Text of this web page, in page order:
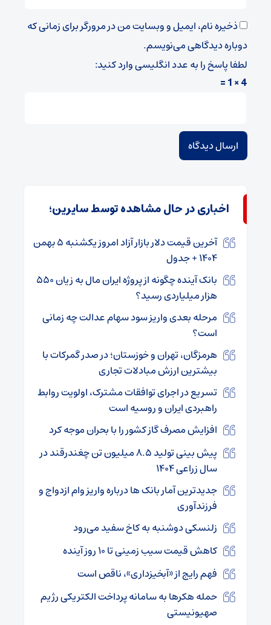
ذخیره نام، ایمیل و وبسایت من در مرورگر برای زمانی که
دوباره دیدگاهی می‌نویسم.
لطفا پاسخ را به عدد انگلیسی وارد کنید:
4 × 1 =
اخباری در حال مشاهده توسط سایرین؛
آخرین قیمت دلار بازار آزاد امروز یکشنبه ۵ بهمن
۱۴۰۴ + جدول
بانک آینده چگونه از پروژه ایران‌ مال به زیان ۵۵۰
هزار میلیاردی رسید؟
مرحله بعدی واریز سود سهام عدالت چه زمانی
است؟
هرمزگان، تهران و خوزستان؛ در صدر گمرکات با
بیشترین ارزش مبادلات تجاری
تسریع در اجرای توافقات مشترک، اولویت روابط
راهبردی ایران و روسیه است
افزایش مصرف گاز کشور را با بحران موجه کرد
پیش بینی تولید ۸.۵ میلیون تن چغندرقند در
سال زراعی ۱۴۰۴
جدیدترین آمار بانک ها درباره واریز وام ازدواج و
فرزندآوری
زلنسکی دوشنبه به کاخ سفید می‌رود
کاهش قیمت سیب زمینی تا ۱۰ روز آینده
فهم رایج از «آبخیزداری»، ناقص است
حمله هکرها به سامانه پرداخت الکتریکی رژیم
صهیونیستی